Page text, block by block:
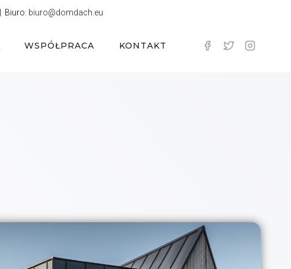
| Biuro: biuro@domdach.eu
WSPÓŁPRACA KONTAKT